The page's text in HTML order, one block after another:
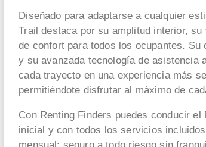
Diseñado para adaptarse a cualquier
Trail destaca por su amplitud interior,
de confort para todos los ocupantes. Su
y su avanzada tecnología de asistencia
cada trayecto en una experiencia más
permitiéndote disfrutar al máximo de
Con Renting Finders puedes conducir
inicial y con todos los servicios
mensual: seguro a todo riesgo sin
el Mazda
Sonia pendientes
momento de
1️⃣0️⃣